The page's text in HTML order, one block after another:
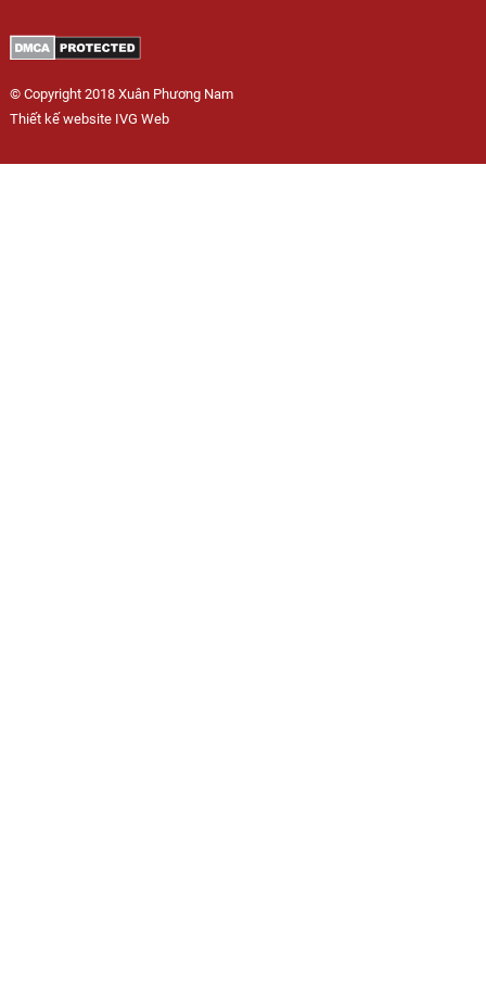
© Copyright 2018 Xuân Phương Nam
Thiết kế website IVG Web